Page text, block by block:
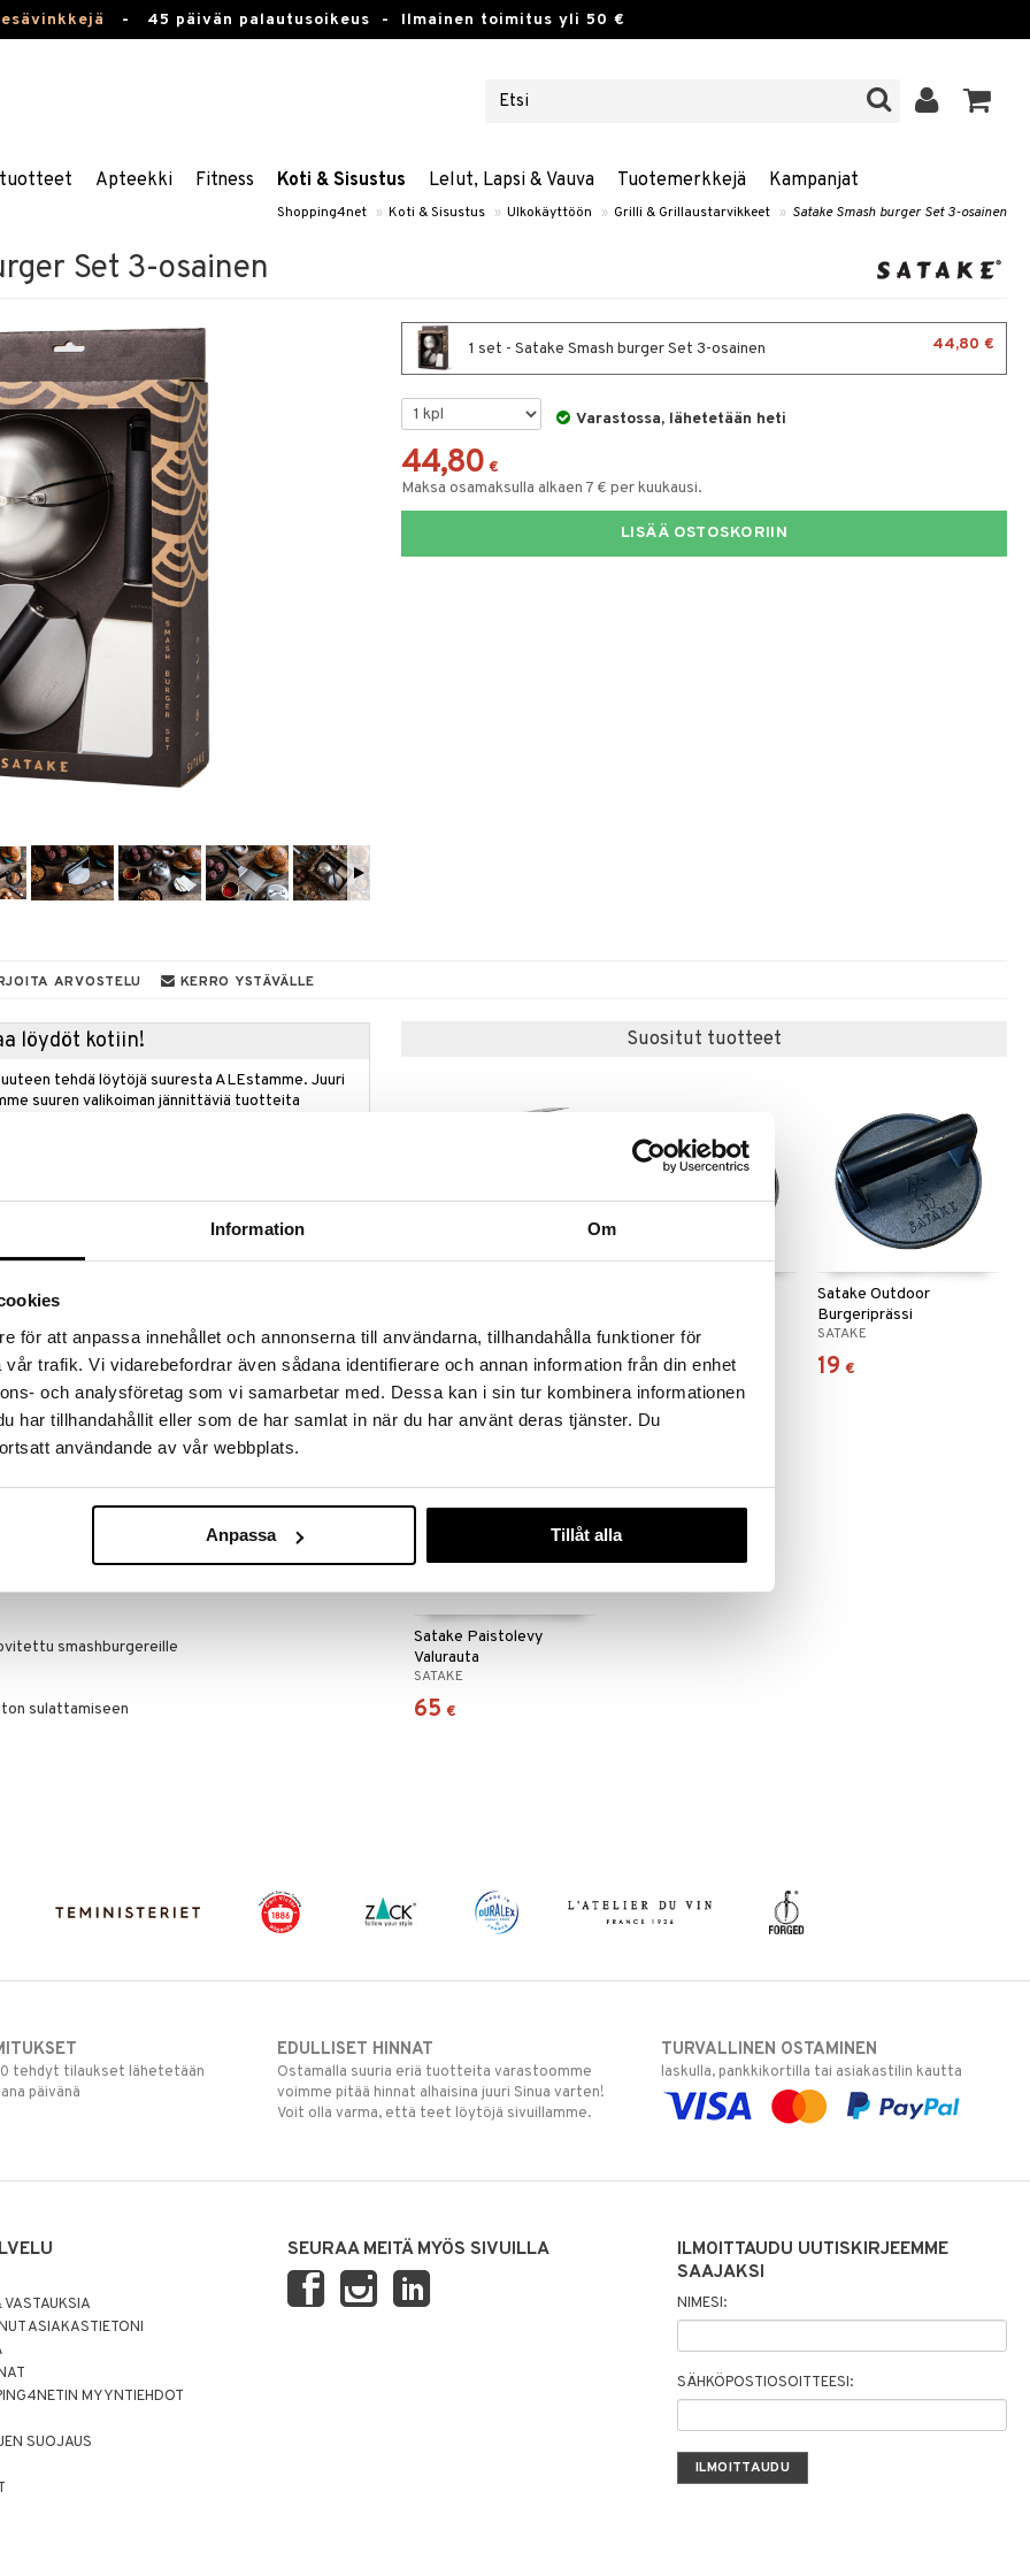
Information Om
för att anpassa innehållet och annonserna till användarna, tillhandahålla funktioner för
trafik. Vi vidarebefordrar även sådana identifierare och annan information från din enhet
och analysföretag som vi samarbetar med. Dessa kan i sin tur kombinera informationen
har tillhandahållit eller som de har samlat in när du har använt deras tjänster. Du
användande av vår webbplats.
Anpassa Tillåt alla
- 45 päivän palautusoikeus - Ilmainen toimitus yli 50 €
Apteekki Fitness Koti & Sisustus Lelut, Lapsi & Vauva Tuotemerkkejä Kampanjat
Shopping4net » Koti & Sisustus » Ulkokäyttöön » Grilli & Grillaustarvikkeet » Satake Smash burger Set 3-osainen
Set 3-osainen
1 set - Satake Smash burger Set 3-osainen 44,80 €
Varastossa, lähetetään heti
44,80 €
Maksa osamaksulla alkaen 7 € per kuukausi.
LISÄÄ OSTOSKORIIN
ARVOSTELU KERRO YSTÄVÄLLE
löydöt kotiin!
tehdä löytöjä suuresta ALEstamme. Juuri
suuren valikoiman jännittäviä tuotteita
ale-löydöt »
voimakkaasti hampurilainen saavuttaa
karamellisoidun pinnan ja maukkaan ytimen.
huomattavasti ja nostaa hampurilaisen
pinnan täydellistä Maillard-reaktiota varten, mikä
maukkaaseen makupalaan.
juustokuvun avulla!
puoli voimakkaasti. Käännä sitten hampurilainen
paistinlastalla, lisää päälle todella
juuston täydellistä sulamista varten.
teräksestä määrittelee uudelleen
smashburgereille
sulattamiseen
Suositut tuotteet
FORGED
62,99 €
DORRE
13,99 €
Satake Outdoor
Burgeriprässi
SATAKE
19 €
Satake Paistolevy
Valurauta
SATAKE
65 €
tehdyt tilaukset lähetetään
päivänä
EDULLISET HINNAT
Ostamalla suuria eriä tuotteita varastoomme
voimme pitää hinnat alhaisina juuri Sinua varten!
Voit olla varma, että teet löytöjä sivuillamme.
TURVALLINEN OSTAMINEN
laskulla, pankkikortilla tai asiakastilin kautta
ASIAKASTIETONI
MYYNTIEHDOT
SUOJAUS
SEURAA MEITÄ MYÖS SIVUILLA
ILMOITTAUDU UUTISKIRJEEMME
SAAJAKSI
NIMESI:
SÄHKÖPOSTIOSOITTEESI: